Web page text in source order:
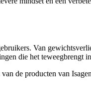
Van
die het teweegbrengt
de producten van